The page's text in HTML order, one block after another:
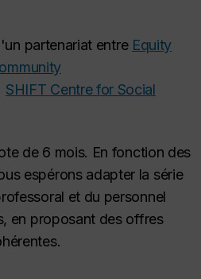
partenariat entre Equity
SHIFT Centre for Social
de 6 mois. En fonction des
espérons adapter la série
et du personnel
en proposant des offres